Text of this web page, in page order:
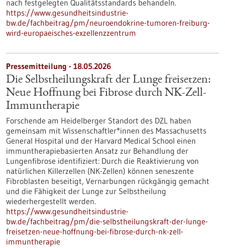
nach festgelegten Qualitätsstandards behandeln.
https://www.gesundheitsindustrie-
bw.de/fachbeitrag/pm/neuroendokrine-tumoren-freiburg-
wird-europaeisches-exzellenzzentrum
Pressemitteilung - 18.05.2026
Die Selbstheilungskraft der Lunge freisetzen:
Neue Hoffnung bei Fibrose durch NK-Zell-
Immuntherapie
Forschende am Heidelberger Standort des DZL haben
gemeinsam mit Wissenschaftler*innen des Massachusetts
General Hospital und der Harvard Medical School einen
immuntherapiebasierten Ansatz zur Behandlung der
Lungenfibrose identifiziert: Durch die Reaktivierung von
natürlichen Killerzellen (NK-Zellen) können seneszente
Fibroblasten beseitigt, Vernarbungen rückgängig gemacht
und die Fähigkeit der Lunge zur Selbstheilung
wiederhergestellt werden.
https://www.gesundheitsindustrie-
bw.de/fachbeitrag/pm/die-selbstheilungskraft-der-lunge-
freisetzen-neue-hoffnung-bei-fibrose-durch-nk-zell-
immuntherapie